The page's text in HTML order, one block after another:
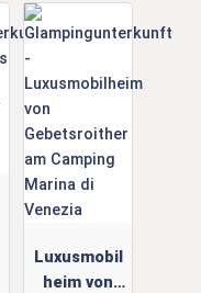
Luxusmobil
heim von